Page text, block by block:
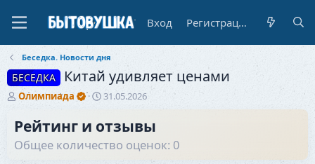
Вход Регистрация
Беседка. Новости дня
БЕСЕДКА Китай удивляет ценами
А
т
р
Олимпиада
Д
т
а
н
31.05.2026
Рейтинг и отзывы
Общее количество оценок: 0